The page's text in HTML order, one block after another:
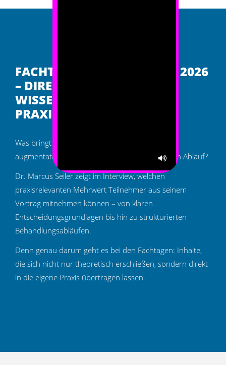
Ton
einschalten
FACHTAG IMPLANTOLOGIE 2026
– DIREKT ANWENDBARES
WISSEN FÜR DEN
PRAXISALLTAG
Was bringt der Vergleich analog vs. digital bei
augmentativen Maßnahmen konkret im täglichen Ablauf?
Dr. Marcus Seiler zeigt im Interview, welchen
praxisrelevanten Mehrwert Teilnehmer aus seinem
Vortrag mitnehmen können – von klaren
Entscheidungsgrundlagen bis hin zu strukturierten
Behandlungsabläufen.
Denn genau darum geht es bei den Fachtagen: Inhalte,
die sich nicht nur theoretisch erschließen, sondern direkt
in die eigene Praxis übertragen lassen.